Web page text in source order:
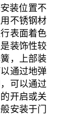
装位置不
不锈钢材
表面着色
装饰性较
，上部装
通过地弹
可以通过
开启或关
安装于门